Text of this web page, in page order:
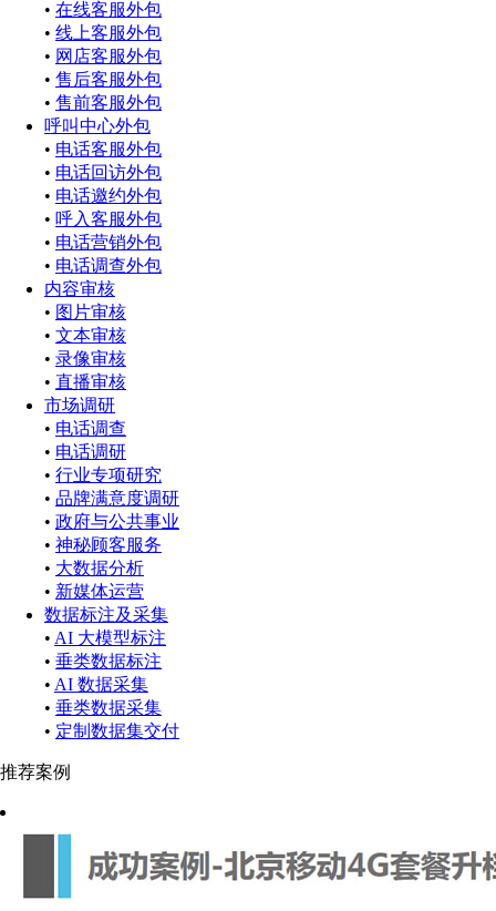
• 在线客服外包
• 线上客服外包
• 网店客服外包
• 售后客服外包
• 售前客服外包
呼叫中心外包
• 电话客服外包
• 电话回访外包
• 电话邀约外包
• 呼入客服外包
• 电话营销外包
• 电话调查外包
内容审核
• 图片审核
• 文本审核
• 录像审核
• 直播审核
市场调研
• 电话调查
• 电话调研
• 行业专项研究
• 品牌满意度调研
• 政府与公共事业
• 神秘顾客服务
• 大数据分析
• 新媒体运营
数据标注及采集
• AI 大模型标注
• 垂类数据标注
• AI 数据采集
• 垂类数据采集
• 定制数据集交付
推荐案例